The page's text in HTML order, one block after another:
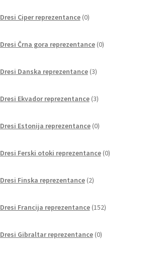
Dresi Ciper reprezentance 0izdelkov
Dresi Črna gora reprezentance 0izdelkov
Dresi Danska reprezentance 3izdelki
Dresi Ekvador reprezentance 3izdelki
Dresi Estonija reprezentance 0izdelkov
Dresi Ferski otoki reprezentance 0izdelkov
Dresi Finska reprezentance 2izdelka
Dresi Francija reprezentance 152izdelkov
Dresi Gibraltar reprezentance 0izdelkov